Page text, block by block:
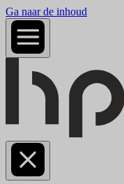
Ga naar de inhoud